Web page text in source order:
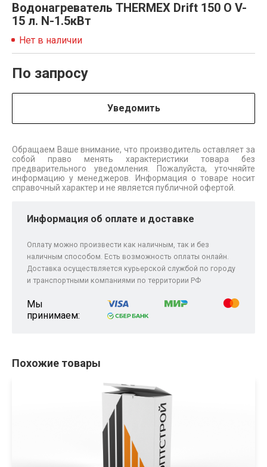
Водонагреватель THERMEX Drift 150 O V-
15 л. N-1.5кВт
Нет в наличии
По запросу
Уведомить
Обращаем Ваше внимание, что производитель оставляет за
собой право менять характеристики товара без
предварительного уведомления. Пожалуйста, уточняйте
информацию у менеджеров. Информация о товаре носит
справочный характер и не является публичной офертой.
Информация об оплате и доставке
Оплату можно произвести как наличным, так и без
наличным способом. Есть возможность оплаты онлайн.
Доставка осуществляется курьерской службой по городу
и транспортными компаниями по территории РФ
Мы
принимаем:
Похожие товары